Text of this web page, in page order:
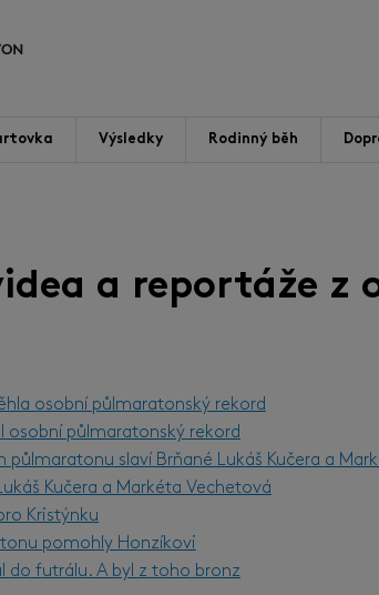
Výsledky Rodinný běh
a reportáže z
osobní půlmaratonský rekord
osobní půlmaratonský rekord
půlmaratonu slaví Brňané Lukáš Kučera a
Kučera a Markéta Vechetová
Kristýnku
pomohly Honzíkovi
do futrálu. A byl z toho bronz